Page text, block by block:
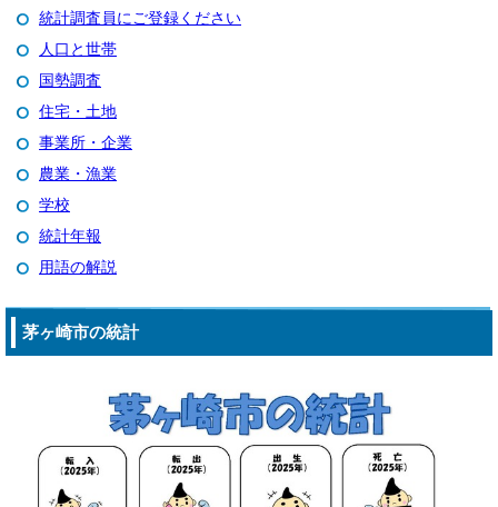
統計調査員にご登録ください
人口と世帯
国勢調査
住宅・土地
事業所・企業
農業・漁業
学校
統計年報
用語の解説
茅ヶ崎市の統計